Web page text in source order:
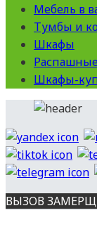
Мебель в
Тумбы и
Шкафы
Шкафы-
ВЫЗОВ